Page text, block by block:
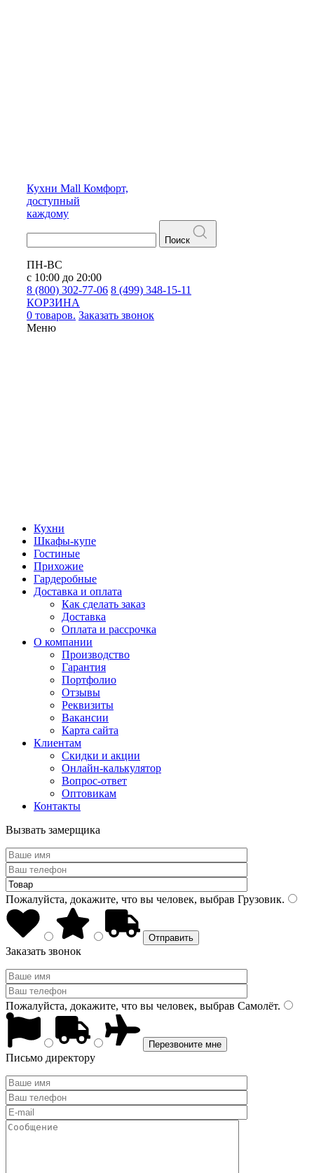
Кухни Mall Комфорт,
доступный
каждому
Поиск
ПН-ВС
с 10:00 до 20:00
8 (800) 302-77-06 8 (499) 348-15-11
КОРЗИНА
0 товаров. Заказать звонок
Меню
Кухни
Шкафы-купе
Гостиные
Прихожие
Гардеробные
Доставка и оплата
Как сделать заказ
Доставка
Оплата и рассрочка
О компании
Производство
Гарантия
Портфолио
Отзывы
Реквизиты
Вакансии
Карта сайта
Клиентам
Скидки и акции
Онлайн-калькулятор
Вопрос-ответ
Оптовикам
Контакты
Вызвать замерщика
Пожалуйста, докажите, что вы человек, выбрав Грузовик.
Заказать звонок
Пожалуйста, докажите, что вы человек, выбрав Самолёт.
Письмо директору